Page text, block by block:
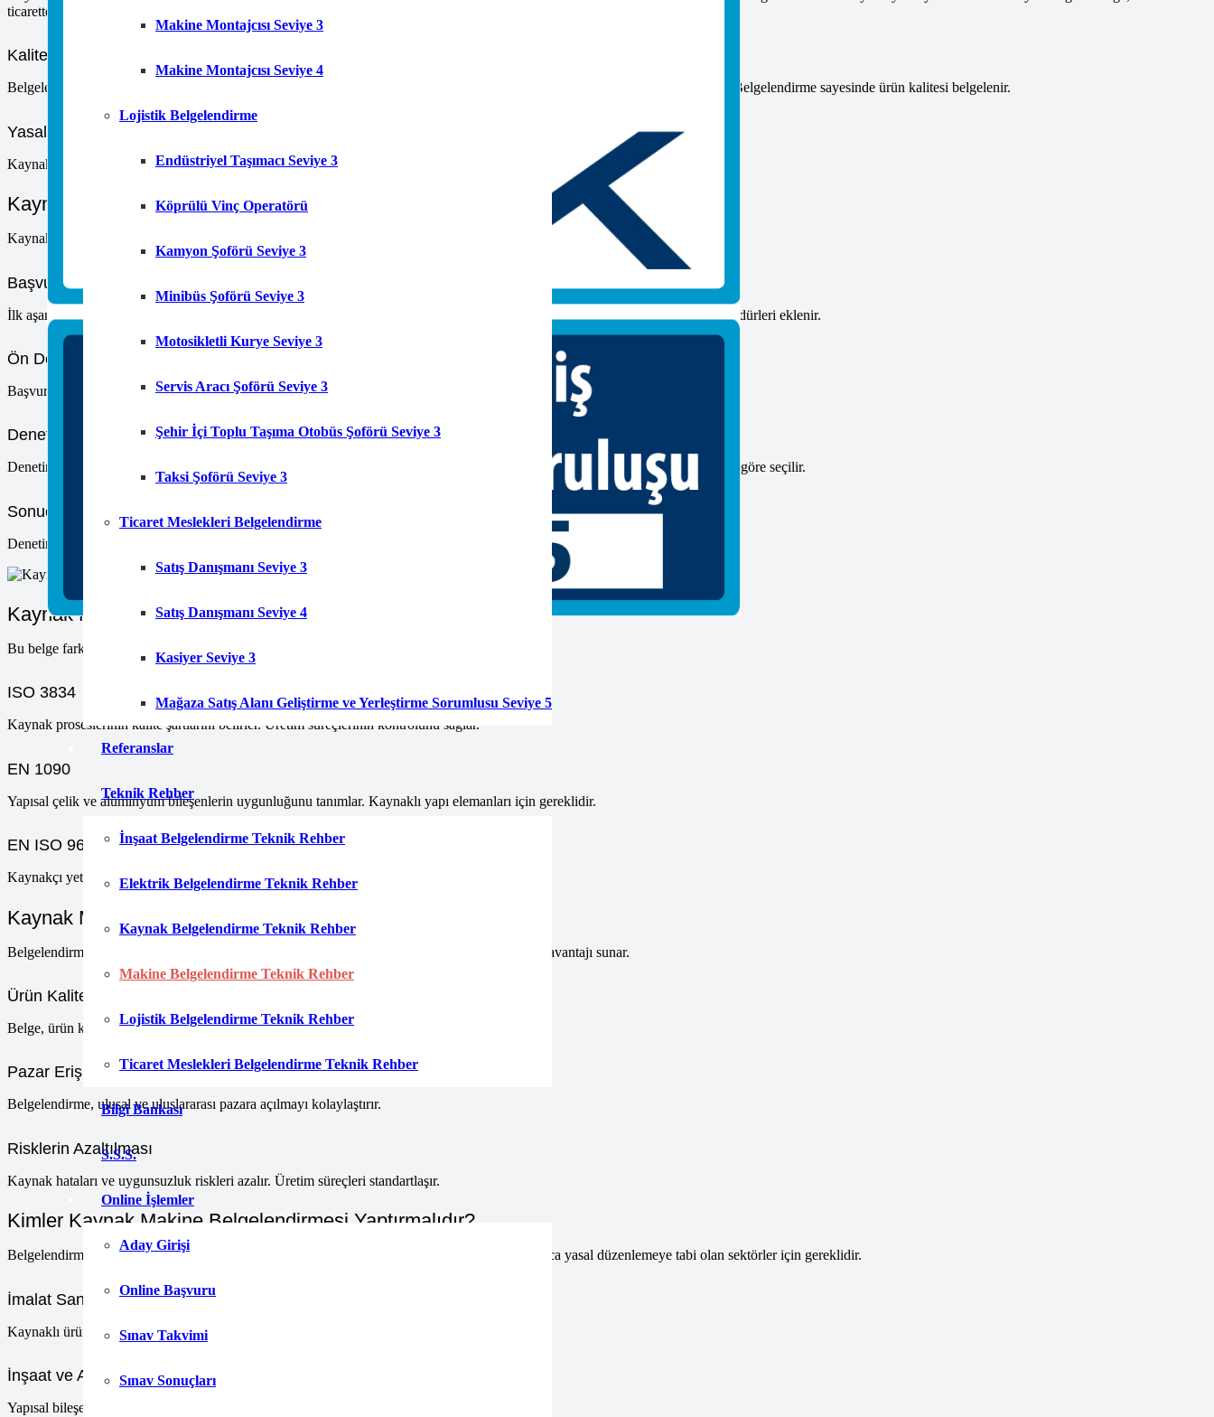
Makine Montajcısı Seviye 3
Makine Montajcısı Seviye 4
Lojistik Belgelendirme
Endüstriyel Taşımacı Seviye 3
Köprülü Vinç Operatörü
Kamyon Şoförü Seviye 3
Minibüs Şoförü Seviye 3
Motosikletli Kurye Seviye 3
Servis Aracı Şoförü Seviye 3
Şehir İçi Toplu Taşıma Otobüs Şoförü Seviye 3
Taksi Şoförü Seviye 3
Ticaret Meslekleri Belgelendirme
Satış Danışmanı Seviye 3
Satış Danışmanı Seviye 4
Kasiyer Seviye 3
Mağaza Satış Alanı Geliştirme ve Yerleştirme Sorumlusu Seviye 5
Referanslar
Teknik Rehber
İnşaat Belgelendirme Teknik Rehber
Elektrik Belgelendirme Teknik Rehber
Kaynak Belgelendirme Teknik Rehber
Makine Belgelendirme Teknik Rehber
Lojistik Belgelendirme Teknik Rehber
Ticaret Meslekleri Belgelendirme Teknik Rehber
Bilgi Bankası
S.S.S.
Online İşlemler
Aday Girişi
Online Başvuru
Sınav Takvimi
Sınav Sonuçları
ticarette geçerlidir. Ürünlerin ihracatında avantaj sağlar. Kaynak hataları, belgelendirme ile en aza iner.
Kalite Standartlarına Uyum
Belgelendirme, kalite standartlarına uyumu doğrular. EN, ISO gibi standartlar kullanılır. Bu standartlar, uluslararası kabul görür. Belgelendirme sayesinde ürün kalitesi belgelenir.
Yasal Uyum ve Gereklilik
Kaynak makine belgelendirme, yasal uyumu gösterir. Ürünler için gerekli izinler kolaylaşır. Denetimler belgelendirme ile hızlanır.
Kaynak Makine Belgelendirme Süreci
Kaynak makine belgelendirme süreci birkaç adımdan oluşur. Her adım, titiz şekilde uygulanmalıdır.
Başvuru ve Doküman Hazırlığı
İlk aşama başvurudur. Üretici firma, gerekli dokümanları sunar. Teknik resimler, planlar ve proses listesi gereklidir. Kaynak prosedürleri eklenir.
Ön Değerlendirme
Başvurudan sonra ön değerlendirme yapılır. Bu aşamada dokümanlar incelenir. Eksikler belirlenir ve tamamlanır.
Denetim ve Testler
Denetim ekibi üretim sahasına gelir. Kaynak prosesi ve makineler incelenir. Ürün üzerinde bazı testler yapılır. Testler standartlara göre seçilir.
Sonuç Raporu ve Belgelendirme
Denetim sonrası rapor hazırlanır. Uygunluk varsa belge düzenlenir. Belge, üretici firmaya teslim edilir.
Kaynak Makine Belgelendirme Standartları
Bu belge farklı standartlara göre verilir. En çok bilinen standartlar şunlardır:
ISO 3834
Kaynak proseslerinin kalite şartlarını belirler. Üretim süreçlerinin kontrolünü sağlar.
EN 1090
Yapısal çelik ve alüminyum bileşenlerin uygunluğunu tanımlar. Kaynaklı yapı elemanları için gereklidir.
EN ISO 9606
Kaynakçı yeterlilik belgesidir. Kaynak makineleriyle çalışan personelin yeterliliğini gösterir.
Kaynak Makine Belgelendirme Avantajları
Belgelendirme, birçok avantaj sağlar. Firma itibarını artırır. Müşteri güvenini yükseltir. Rekabet avantajı sunar.
Ürün Kalitesinin Belirginleşmesi
Belge, ürün kalitesini harici taraflara gösterir. Kalite standartlarına uyum kanıtlanır.
Pazar Erişiminin Kolaylaşması
Belgelendirme, ulusal ve uluslararası pazara açılmayı kolaylaştırır.
Risklerin Azaltılması
Kaynak hataları ve uygunsuzluk riskleri azalır. Üretim süreçleri standartlaşır.
Kimler Kaynak Makine Belgelendirmesi Yaptırmalıdır?
Belgelendirme, üretici firmalar için zorunludur. Özellikle ihracat yapan firmalar belge ister. Ayrıca yasal düzenlemeye tabi olan sektörler için gereklidir.
İmalat Sanayi Firmaları
Kaynaklı ürün üreten tüm imalat firmaları belgelendirme almalıdır.
İnşaat ve Ağır Sanayi
Yapısal bileşen üreticileri bu belgeyi ister. İnşaat projelerinde uyum belgeleri gereklidir.